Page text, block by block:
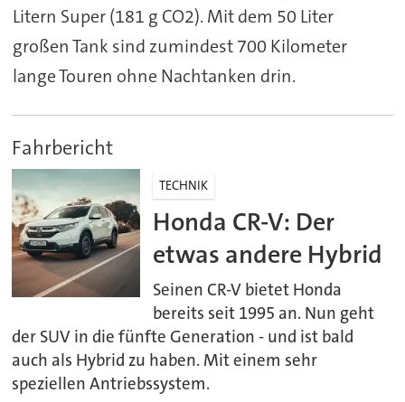
Litern Super (181 g CO2). Mit dem 50 Liter
großen Tank sind zumindest 700 Kilometer
lange Touren ohne Nachtanken drin.
Fahrbericht
TECHNIK
Honda CR-V: Der
etwas andere Hybrid
Seinen CR-V bietet Honda
bereits seit 1995 an. Nun geht
der SUV in die fünfte Generation - und ist bald
auch als Hybrid zu haben. Mit einem sehr
speziellen Antriebssystem.